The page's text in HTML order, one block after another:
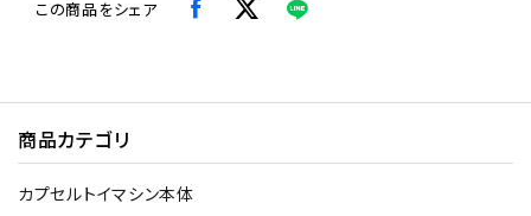
この商品をシェア
商品カテゴリ
カプセルトイマシン本体